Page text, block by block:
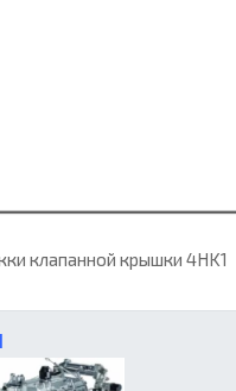
клапанной крышки 4HK1